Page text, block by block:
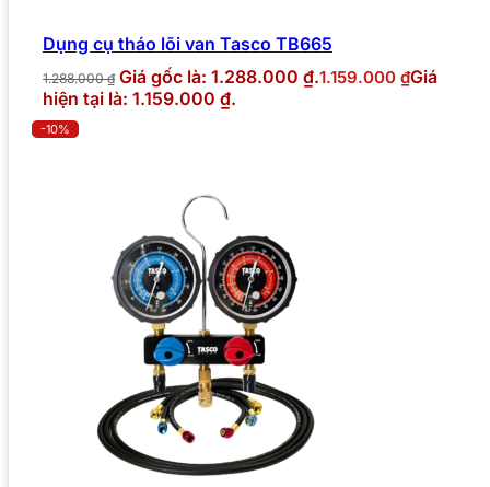
Dụng cụ tháo lõi van Tasco TB665
1.288.000₫ Giá gốc là: 1.288.000 ₫.1.159.000 ₫Giá
hiện tại là: 1.159.000 ₫.
-10%